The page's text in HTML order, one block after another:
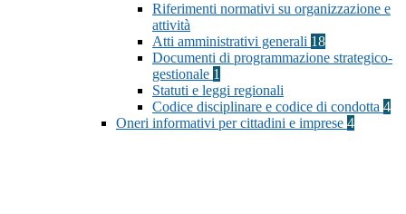
Riferimenti normativi su organizzazione e
attività
Atti amministrativi generali 18
Documenti di programmazione strategico-
gestionale 1
Statuti e leggi regionali
Codice disciplinare e codice di condotta 4
Oneri informativi per cittadini e imprese 4